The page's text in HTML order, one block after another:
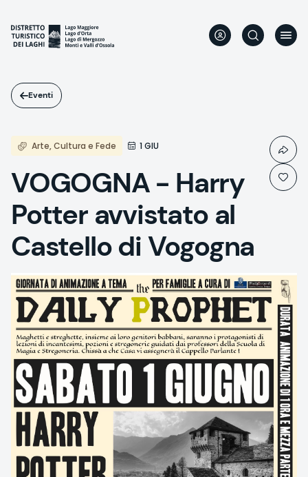
contenuto
principale
Eventi
Arte, Cultura e Fede 1 GIU
VOGOGNA - Harry
Potter avvistato al
Castello di Vogogna